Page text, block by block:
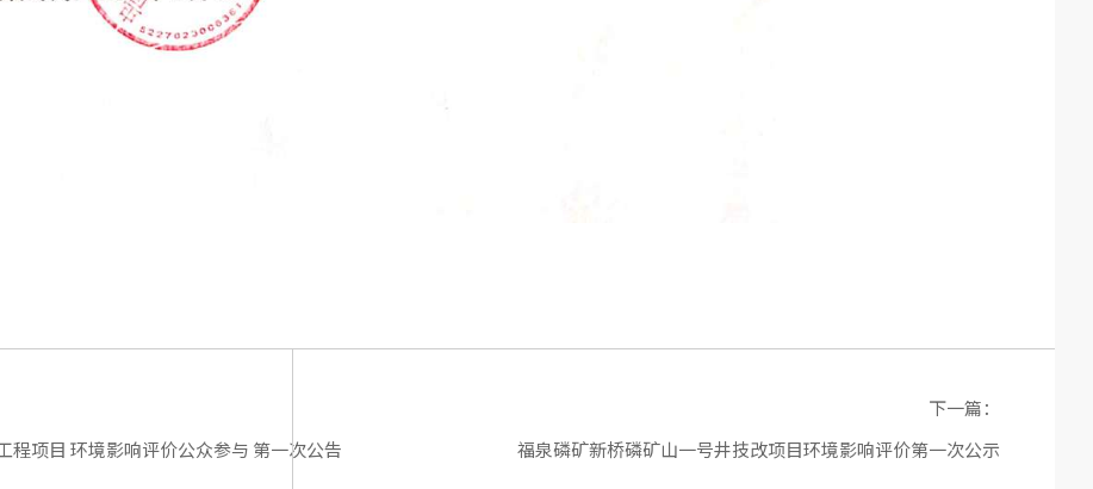
项目 环境影响评价公众参与 第一次公告
下一篇：
福泉磷矿新桥磷矿山一号井技改项目环境影响评价第一次公示